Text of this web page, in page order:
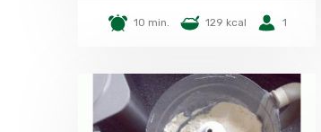
10 min. 129 kcal 1